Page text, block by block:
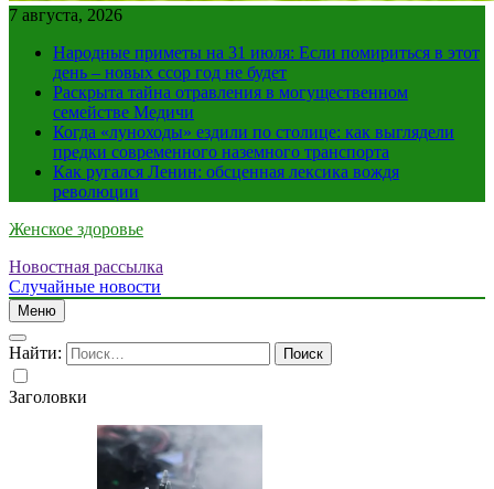
7 августа, 2026
Народные приметы на 31 июля: Если помириться в этот
день – новых ссор год не будет
Раскрыта тайна отравления в могущественном
семействе Медичи
Когда «луноходы» ездили по столице: как выглядели
предки современного наземного транспорта
Как ругался Ленин: обсценная лексика вождя
революции
Женское здоровье
Новостная рассылка
Случайные новости
Меню
Найти:
Заголовки